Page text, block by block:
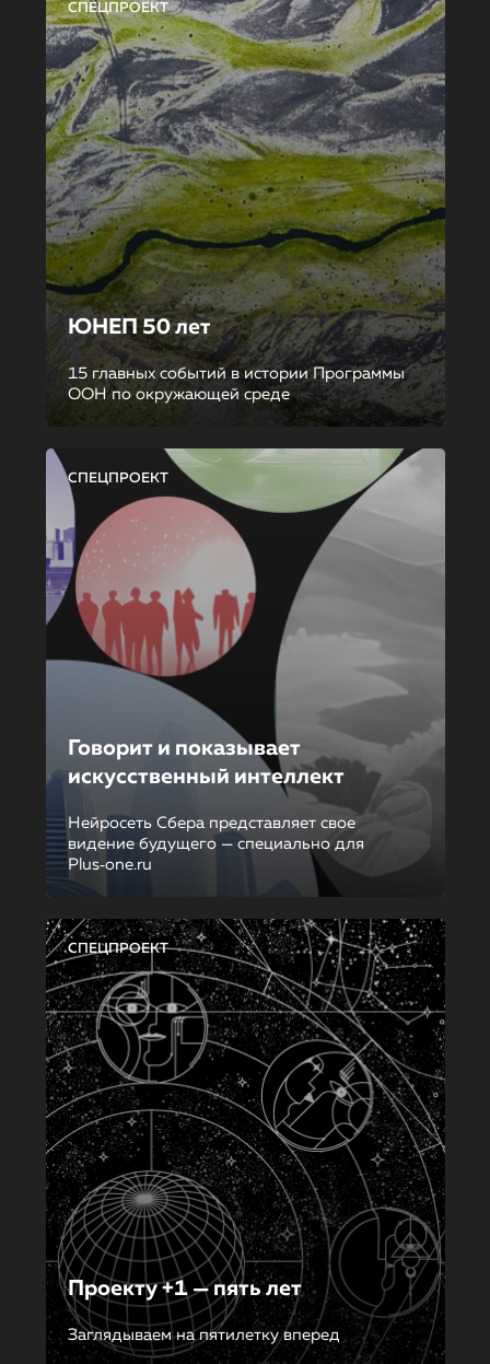
СПЕЦПРОЕКТ
ЮНЕП 50 лет
15 главных событий в истории Программы
ООН по окружающей среде
СПЕЦПРОЕКТ
Говорит и показывает
искусственный интеллект
Нейросеть Сбера представляет свое
видение будущего — специально для
Plus‑one.ru
СПЕЦПРОЕКТ
Проекту +1 — пять лет
Заглядываем на пятилетку вперед